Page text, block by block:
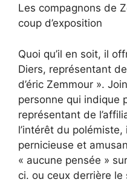
Les compagnons de
coup d’exposition
Quoi qu’il en soit, il
Diers, représentant
d’éric Zemmour ».
personne qui indique
représentant de
l’intérêt du
pernicieuse et
« aucune pensée »
ci. ou ceux derrière